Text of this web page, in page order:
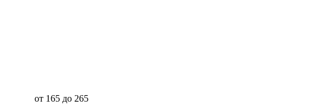
от 165 до 265